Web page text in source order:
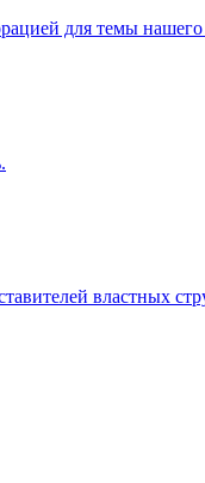
для темы нашего
властных